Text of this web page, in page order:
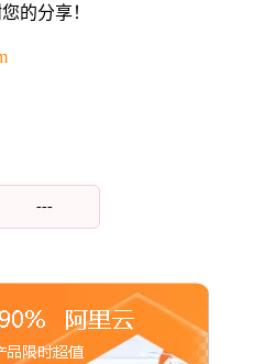
的分享！
---